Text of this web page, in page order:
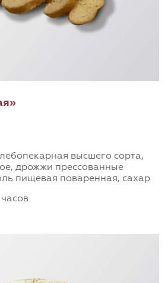
высшего сорта,
дрожжи прессованные
пищевая поваренная, сахар